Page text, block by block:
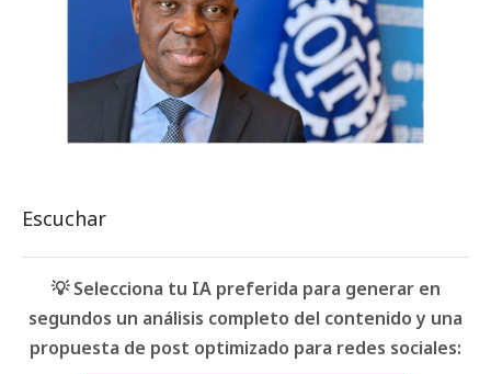
Escuchar
💡 Selecciona tu IA preferida para generar en
segundos un análisis completo del contenido y una
propuesta de post optimizado para redes sociales: